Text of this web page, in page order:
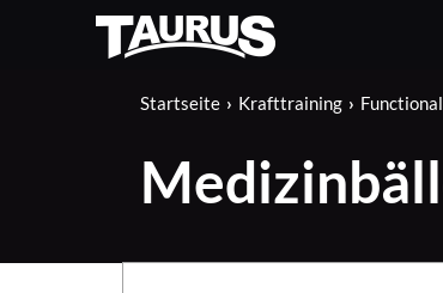
Startseite Krafttraining